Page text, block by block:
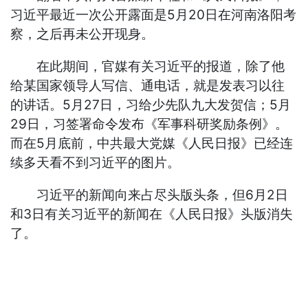
习近平最近一次公开露面是5月20日在河南洛阳考
察，之后再未公开现身。
在此期间，官媒有关习近平的报道，除了他
给某国家领导人写信、通电话，就是发表习以往
的讲话。5月27日，习给少先队九大发贺信；5月
29日，习签署命令发布《军事科研奖励条例》。
而在5月底前，中共最大党媒《人民日报》已经连
续多天看不到习近平的图片。
习近平的新闻向来占尽头版头条，但6月2日
和3日有关习近平的新闻在《人民日报》头版消失
了。